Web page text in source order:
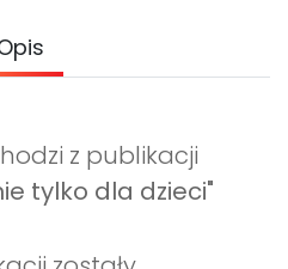
z publikacji
tylko dla dzieci"